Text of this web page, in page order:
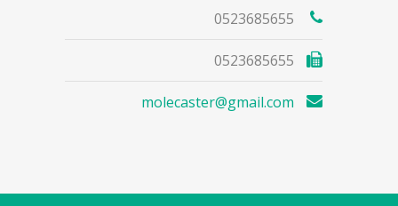
0523685655
0523685655
molecaster@gmail.com